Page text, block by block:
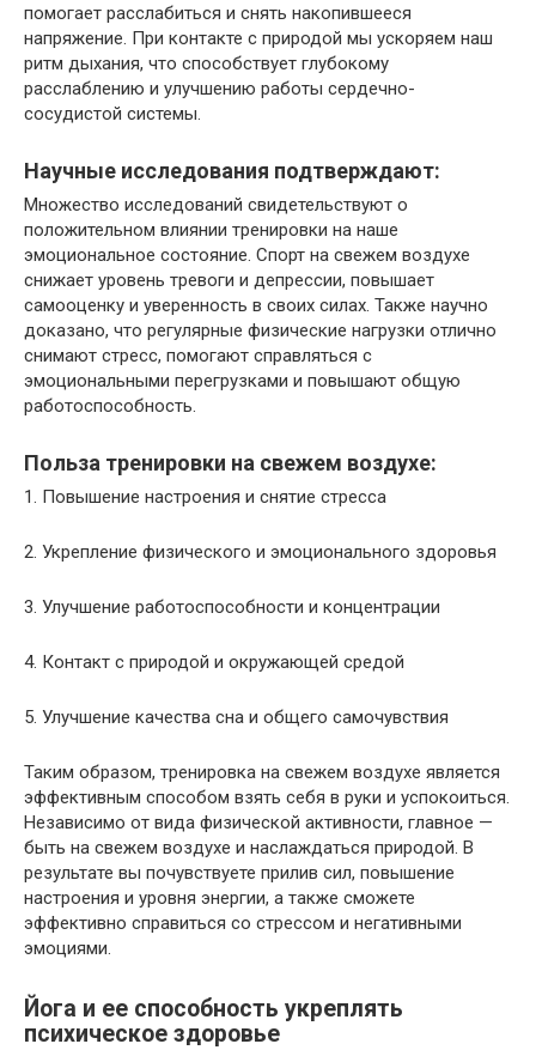
помогает расслабиться и снять накопившееся
напряжение. При контакте с природой мы ускоряем наш
ритм дыхания, что способствует глубокому
расслаблению и улучшению работы сердечно-
сосудистой системы.
Научные исследования подтверждают:
Множество исследований свидетельствуют о
положительном влиянии тренировки на наше
эмоциональное состояние. Спорт на свежем воздухе
снижает уровень тревоги и депрессии, повышает
самооценку и уверенность в своих силах. Также научно
доказано, что регулярные физические нагрузки отлично
снимают стресс, помогают справляться с
эмоциональными перегрузками и повышают общую
работоспособность.
Польза тренировки на свежем воздухе:
1. Повышение настроения и снятие стресса
2. Укрепление физического и эмоционального здоровья
3. Улучшение работоспособности и концентрации
4. Контакт с природой и окружающей средой
5. Улучшение качества сна и общего самочувствия
Таким образом, тренировка на свежем воздухе является
эффективным способом взять себя в руки и успокоиться.
Независимо от вида физической активности, главное —
быть на свежем воздухе и наслаждаться природой. В
результате вы почувствуете прилив сил, повышение
настроения и уровня энергии, а также сможете
эффективно справиться со стрессом и негативными
эмоциями.
Йога и ее способность укреплять
психическое здоровье